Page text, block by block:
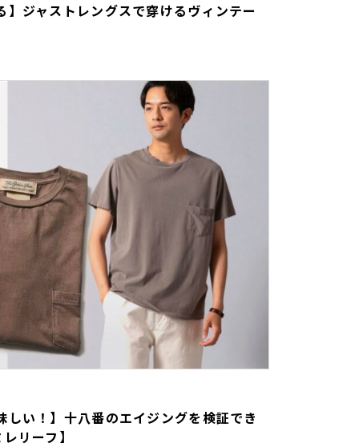
ジャストレングスで穿けるヴィンテー
い！】十八番のエイジングを検証でき
リーフ】